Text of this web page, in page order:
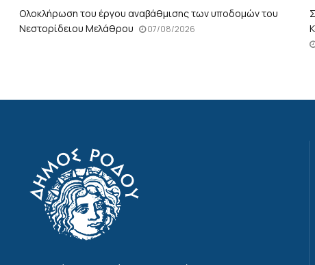
Ολοκλήρωση του έργου αναβάθμισης των υποδομών του
Νεστορίδειου Μελάθρου
07/08/2026